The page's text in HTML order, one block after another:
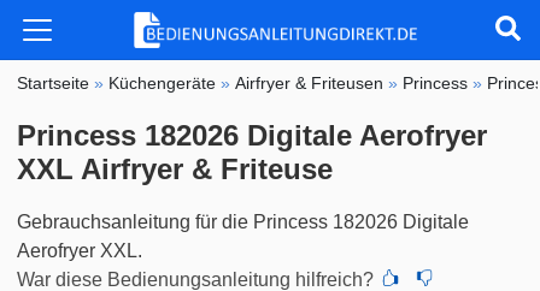
Startseite » Küchengeräte »Airfryer & Friteusen » Princess »
Princess 182026 Digitale Aerofryer
XXL Airfryer & Friteuse
Gebrauchsanleitung für die Princess 182026 Digitale
Aerofryer XXL.
War diese Bedienungsanleitung hilfreich?